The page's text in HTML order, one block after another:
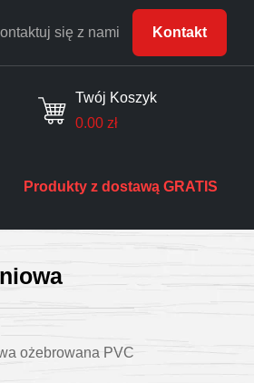
się z nami Kontakt
Twój Koszyk
0.00 zł
Produkty z dostawą GRATIS
ożebrowana PVC